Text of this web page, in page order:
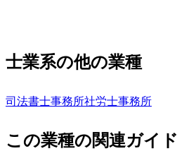
士業系の他の業種
司法書士事務所社労士事務所
この業種の関連ガイド